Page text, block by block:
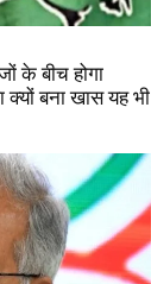
के बीच होगा
क्यों बना खास यह भी